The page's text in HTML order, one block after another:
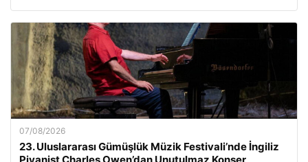
07/08/2026
23. Uluslararası Gümüşlük Müzik Festivali’nde İngiliz